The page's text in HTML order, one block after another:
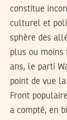
constitue
culturel et
sphère des
plus ou moins
ans, le parti
point de vue
Front
a compté, en